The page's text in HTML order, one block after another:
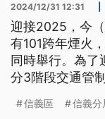
2024/12/31 12:31
迎接2025，今
有101跨年煙火
同時舉行。為了
分3階段交通管
口的玻璃都提早
信義區 信義分